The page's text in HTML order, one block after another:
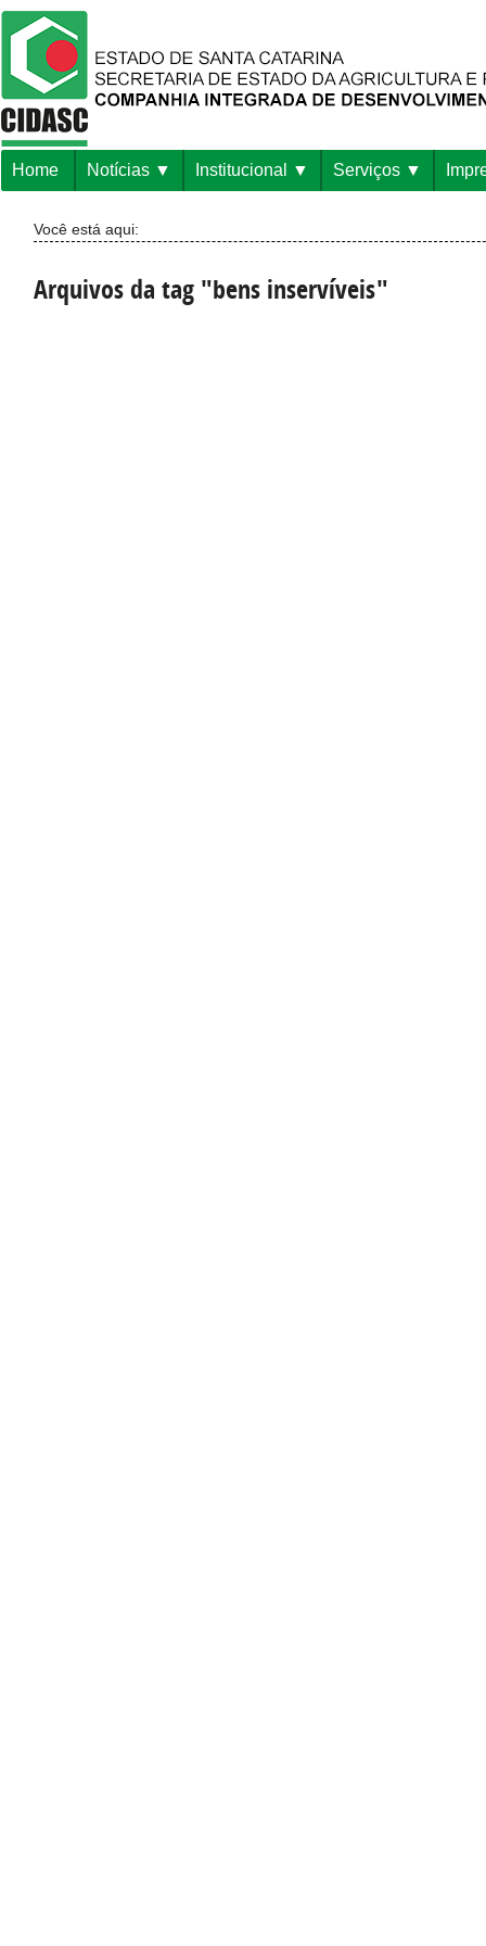
Home Notícias Institucional Serviços
Você está aqui:
Arquivos da tag "bens inservíveis"